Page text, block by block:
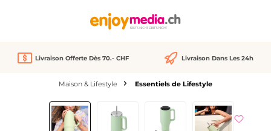
Livraison Offerte Dès 70.- CHF Livraison Dans Les 24h
Maison & Lifestyle Essentiels de Lifestyle
Ignorer la galerie d'images